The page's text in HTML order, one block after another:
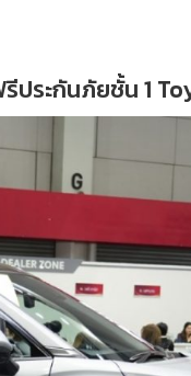
ระกันภัยชั้น 1